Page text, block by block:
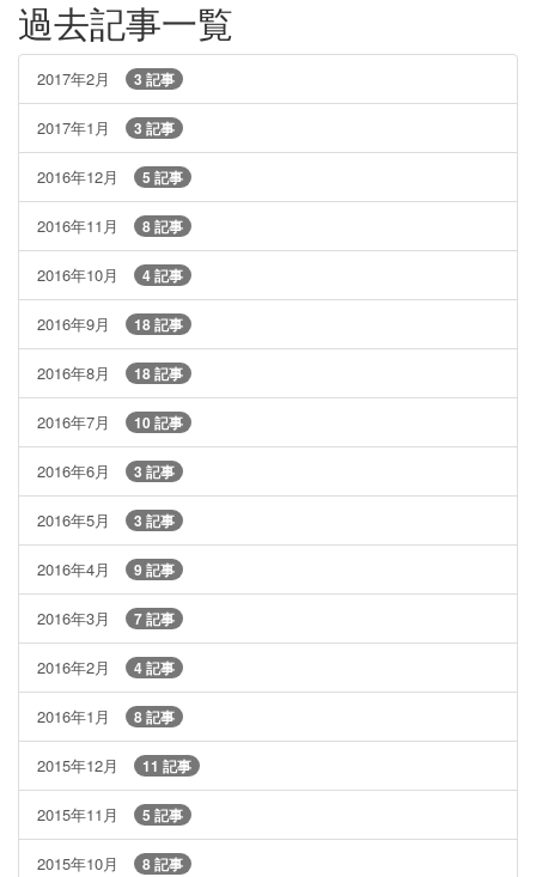
過去記事一覧
2017年2月 3 記事
2017年1月 3 記事
2016年12月 5 記事
2016年11月 8 記事
2016年10月 4 記事
2016年9月 18 記事
2016年8月 18 記事
2016年7月 10 記事
2016年6月 3 記事
2016年5月 3 記事
2016年4月 9 記事
2016年3月 7 記事
2016年2月 4 記事
2016年1月 8 記事
2015年12月 11 記事
2015年11月 5 記事
2015年10月 8 記事